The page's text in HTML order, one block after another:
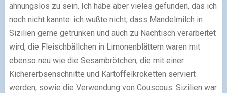
ahnungslos zu sein. Ich habe aber vieles gefunden, das ich
noch nicht kannte: ich wußte nicht, dass Mandelmilch in
Sizilien gerne getrunken und auch zu Nachtisch verarbeitet
wird, die Fleischbällchen in Limonenblättern waren mit
ebenso neu wie die Sesambrötchen, die mit einer
Kichererbsenschnitte und Kartoffelkroketten serviert
werden, sowie die Verwendung von Couscous. Sizilien war